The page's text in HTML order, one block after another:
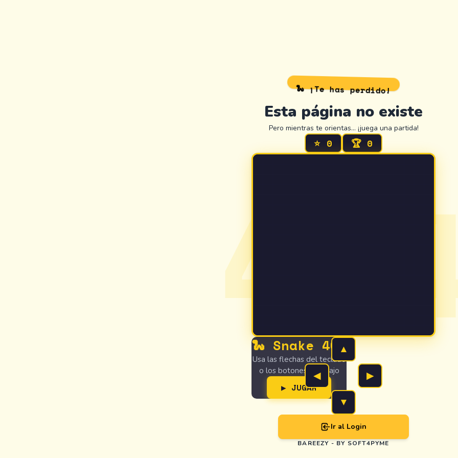
🐍 ¡Te has perdido!
Esta página no existe
Pero mientras te orientas… ¡juega una partida!
⭐ 0 🏆 0
🐍 Snake 404
Usa las flechas del teclado
o los botones de abajo
▶ JUGAR
▲
◀
▶
▼
Ir al Login
BAREEZY - BY SOFT4PYME